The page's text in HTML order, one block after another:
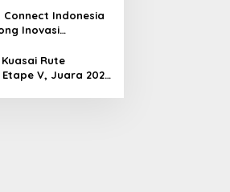
Connect Indonesia
Inovasi
Energi, dan
Rute
V, Juara 2025